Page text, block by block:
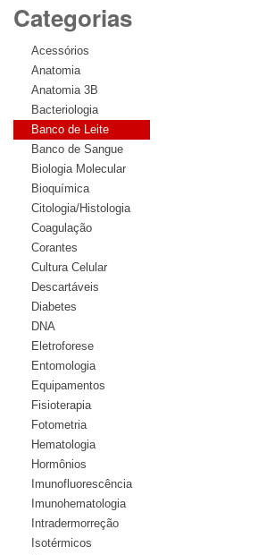
Categorias
Acessórios
Anatomia
Anatomia 3B
Bacteriologia
Banco de Leite
Banco de Sangue
Biologia Molecular
Bioquímica
Citologia/Histologia
Coagulação
Corantes
Cultura Celular
Descartáveis
Diabetes
DNA
Eletroforese
Entomologia
Equipamentos
Fisioterapia
Fotometria
Hematologia
Hormônios
Imunofluorescência
Imunohematologia
Intradermorreção
Isotérmicos